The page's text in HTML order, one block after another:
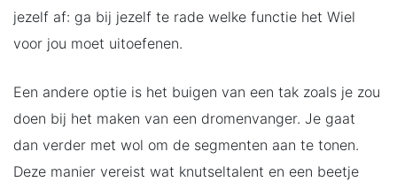
jezelf af: ga bij jezelf te rade welke functie het Wiel
voor jou moet uitoefenen.
Een andere optie is het buigen van een tak zoals je zou
doen bij het maken van een dromenvanger. Je gaat
dan verder met wol om de segmenten aan te tonen.
Deze manier vereist wat knutseltalent en een beetje